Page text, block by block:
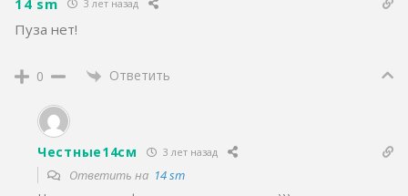
3 лет назад
Пуза нет!
0 Ответить
Честные14см 3 лет назад
Ответить на 14 sm